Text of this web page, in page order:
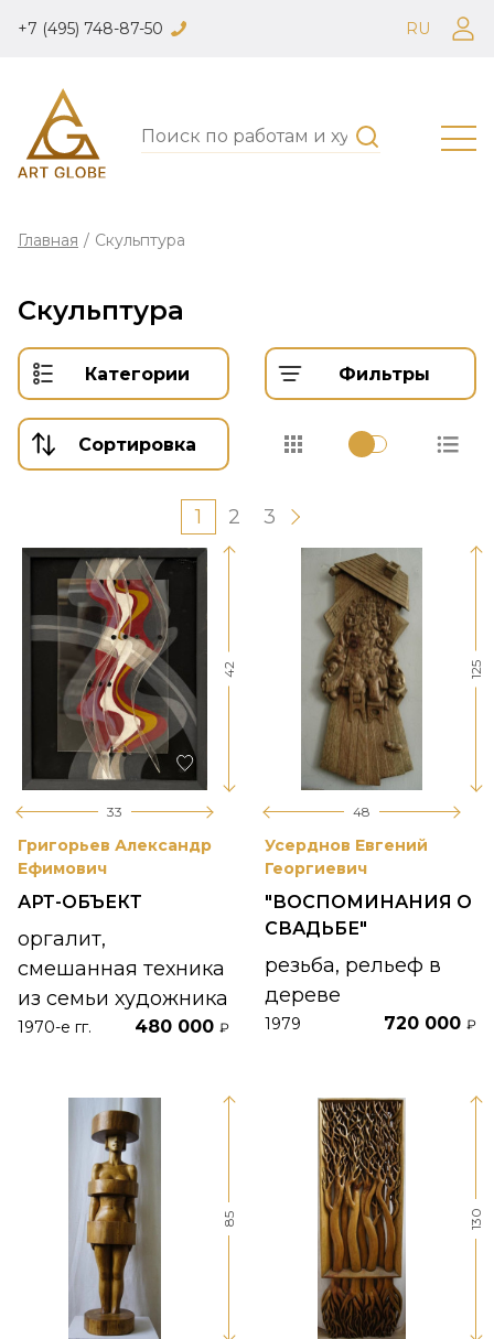
+7 (495) 748-87-50 RU
Главная / Скульптура
Скульптура
Категории Фильтры
Сортировка
1 2 3
33
42
Григорьев Александр
Ефимович
АРТ-ОБЪЕКТ
оргалит,
смешанная техника
из семьи художника
1970-е гг. 480 000 ₽
48
125
Усерднов Евгений
Георгиевич
"ВОСПОМИНАНИЯ О
СВАДЬБЕ"
резьба, рельеф в
дереве
1979 720 000 ₽
85 130